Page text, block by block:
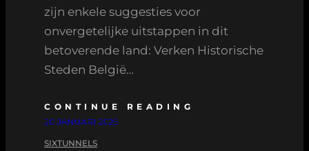
zijn enkele suggesties voor
onvergetelijke uitstappen in dit
betoverende land: Verken Historische
Steden België…
CONTINUE READING
20 JANUARI 2025
SIXTUNNELS